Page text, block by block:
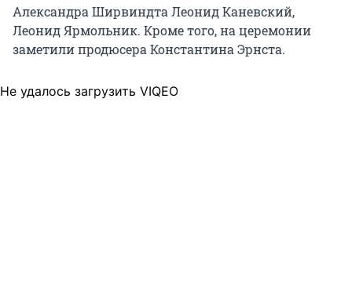
Александра Ширвиндта Леонид Каневский,
Леонид Ярмольник. Кроме того, на церемонии
заметили продюсера Константина Эрнста.
Не удалось загрузить VIQEO